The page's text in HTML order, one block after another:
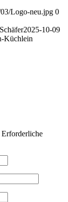
Logo-neu.jpg 0
2025-10-09
Küchlein
Erforderliche